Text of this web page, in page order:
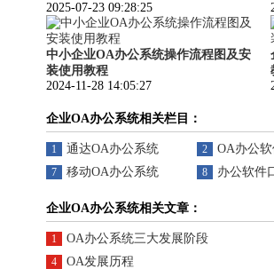
2025-07-23 09:28:25
中小企业OA办公系统操作流程图及安
装使用教程
2024-11-28 14:05:27
企业OA办公系统相关栏目：
1 通达OA办公系统 2 OA办公
7 移动OA办公系统 8 办公软件
企业OA办公系统相关文章：
1 OA办公系统三大发展阶段
4 OA发展历程